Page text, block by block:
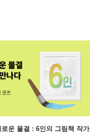
운 물결 : 6인의 그림책 작가